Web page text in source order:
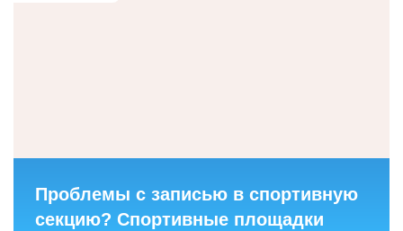
Проблемы с записью в спортивную
секцию? Спортивные площадки